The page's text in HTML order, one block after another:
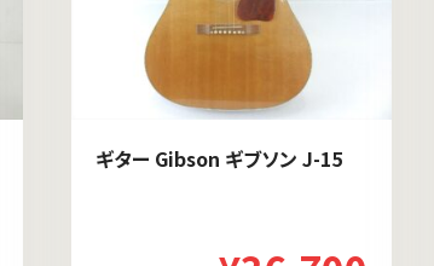
ギター Gibson ギブソン J-15